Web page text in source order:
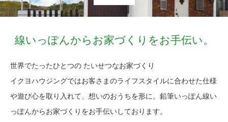
線いっぽんからお家づくりをお手伝い。
世界でたったひとつの たいせつなお家づくり
イクヨハウジングではお客さまのライフスタイルに合わせた仕様
や遊び心を取り入れて、想いのおうちを形に。鉛筆いっぽん線い
っぽんからお家づくりをお手伝いしております。